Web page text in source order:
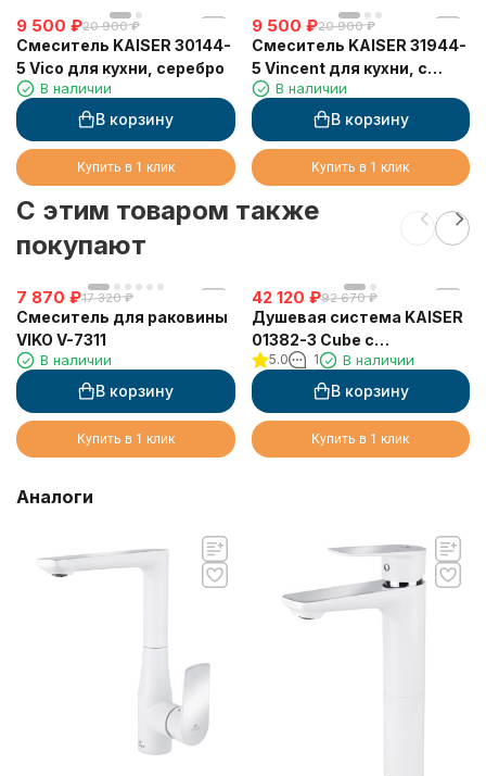
9 500 ₽20 900 ₽
Смеситель KAISER 30144-
5 Vico для кухни, серебро
В наличии
В корзину
Купить в 1 клик
9 500 ₽20 900 ₽
Смеситель KAISER 31944-
5 Vincent для кухни, с
краном для питьевой
воды, серебро
В наличии
В корзину
Купить в 1 клик
C этим товаром также
покупают
7 870 ₽17 320 ₽
Смеситель для раковины
VIKO V-7311
В наличии
В корзину
Купить в 1 клик
42 120 ₽92 670 ₽
Душевая система KAISER
01382-3 Cube с
термостатом 6282
5.0 1 В наличии
В корзину
Купить в 1 клик
Аналоги